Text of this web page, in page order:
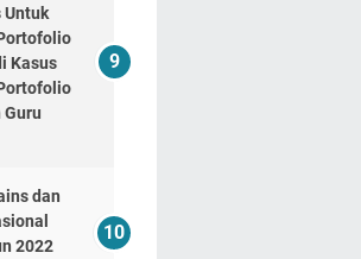
Untuk
Kasus
Guru
dan
2022